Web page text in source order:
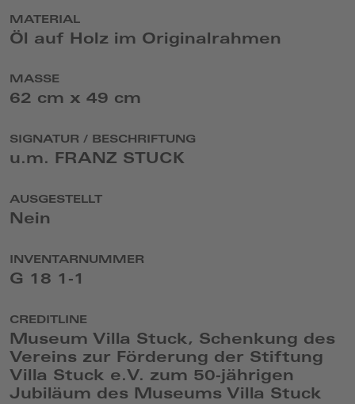
MATERIAL
Öl auf Holz im Originalrahmen
MASSE
62 cm x 49 cm
SIGNATUR / BESCHRIFTUNG
u.m. FRANZ STUCK
AUSGESTELLT
Nein
INVENTARNUMMER
G 18 1-1
CREDITLINE
Museum Villa Stuck, Schenkung des
Vereins zur Förderung der Stiftung
Villa Stuck e.V. zum 50-jährigen
Jubiläum des Museums Villa Stuck